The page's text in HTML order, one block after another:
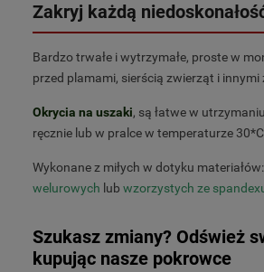
Zakryj każdą
Bardzo trwałe i wytrzymałe, proste w
przed plamami, sierścią zwierząt i innymi
Okrycia na uszaki, są łatwe w
ręcznie lub w pralce w temperaturze
Wykonane z miłych w dotyku materiałów:
welurowych lub wzorzystych ze
Szukasz zmiany? Odśwież
kupując nasze pokrowce